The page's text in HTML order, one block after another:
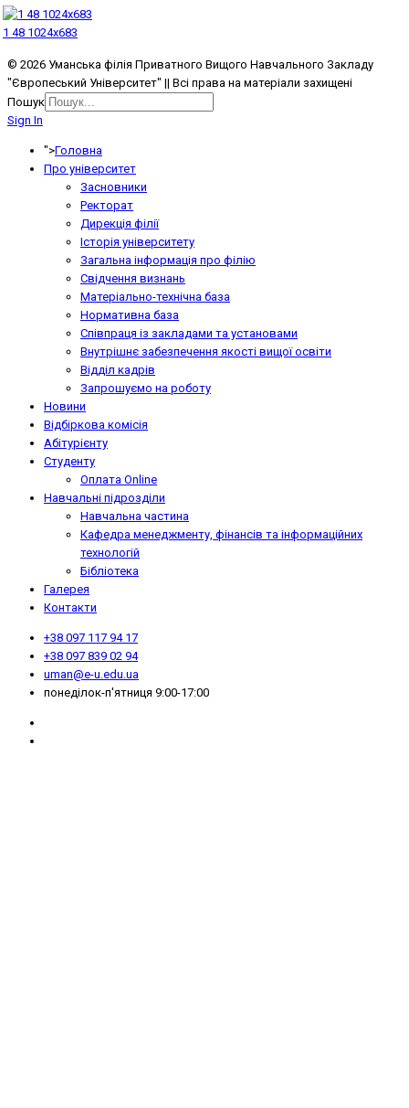
1 48 1024x683
© 2026 Уманська філія Приватного Вищого Навчального Закладу
"Європеський Університет" || Всі права на матеріали захищені
Пошук
Sign In
">Головна
Про університет
Засновники
Ректорат
Дирекція філії
Історія університету
Загальна інформація про філію
Свідчення визнань
Матеріально-технічна база
Нормативна база
Співпраця із закладами та установами
Внутрішнє забезпечення якості вищої освіти
Відділ кадрів
Запрошуємо на роботу
Новини
Відбіркова комісія
Абітурієнту
Студенту
Оплата Online
Навчальні підрозділи
Навчальна частина
Кафедра менеджменту, фінансів та інформаційних
технологій
Бібліотека
Галерея
Контакти
+38 097 117 94 17
+38 097 839 02 94
uman@e-u.edu.ua
понеділок-п'ятниця 9:00-17:00